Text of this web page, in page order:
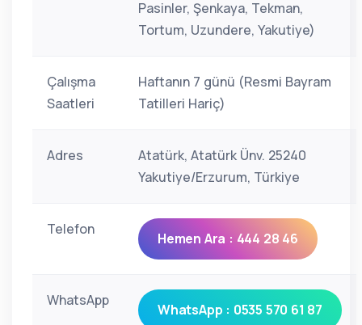
Pasinler, Şenkaya, Tekman,
Tortum, Uzundere, Yakutiye)
Çalışma
Saatleri
Haftanın 7 günü (Resmi Bayram
Tatilleri Hariç)
Adres
Atatürk, Atatürk Ünv. 25240
Yakutiye/Erzurum, Türkiye
Telefon
Hemen Ara : 444 28 46
WhatsApp
WhatsApp : 0535 570 61 87